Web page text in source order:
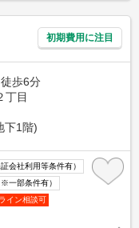
初期費用に注目
歩6分
丁目
下1階)
会社利用等条件有）
一部条件有）
イン相談可